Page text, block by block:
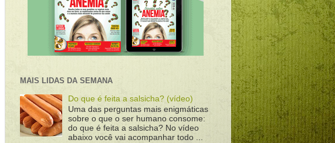
MAIS LIDAS DA SEMANA
Do que é feita a salsicha? (vídeo)
Uma das perguntas mais enigmáticas
sobre o que o ser humano consome:
do que é feita a salsicha? No vídeo
abaixo você vai acompanhar todo ...